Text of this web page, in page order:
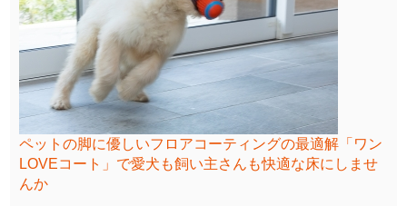
ペットの脚に優しいフロアコーティングの最適解「ワン
LOVEコート」で愛犬も飼い主さんも快適な床にしませ
んか